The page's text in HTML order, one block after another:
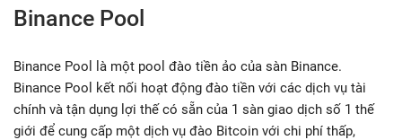
Binance Pool
Binance Pool là một pool đào tiền ảo của sàn Binance.
Binance Pool kết nối hoạt động đào tiền với các dịch vụ tài
chính và tận dụng lợi thế có sẵn của 1 sàn giao dịch số 1 thế
giới để cung cấp một dịch vụ đào Bitcoin với chi phí thấp,